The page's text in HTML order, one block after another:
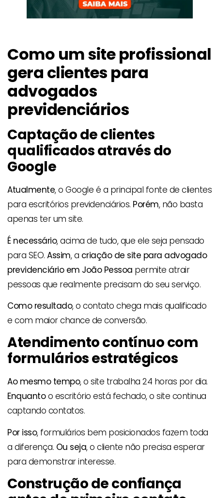
Como um site profissional
gera clientes para
advogados
previdenciários
Captação de clientes
qualificados através do
Google
Atualmente, o Google é a principal fonte de clientes
para escritórios previdenciários. Porém, não basta
apenas ter um site.
É necessário, acima de tudo, que ele seja pensado
para SEO. Assim, a criação de site para advogado
previdenciário em João Pessoa permite atrair
pessoas que realmente precisam do seu serviço.
Como resultado, o contato chega mais qualificado
e com maior chance de conversão.
Atendimento contínuo com
formulários estratégicos
Ao mesmo tempo, o site trabalha 24 horas por dia.
Enquantoo escritório está fechado, o site continua
captando contatos.
Por isso, formulários bem posicionados fazem toda
a diferença. Ou seja, o cliente não precisa esperar
para demonstrar interesse.
Construção de confiança